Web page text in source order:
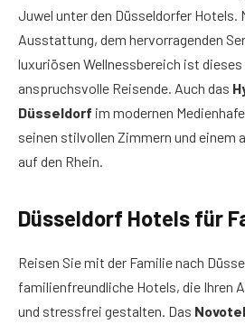
Juwel unter den Düsseldorfer Hotels.
Ausstattung, dem hervorragenden
luxuriösen Wellnessbereich ist
anspruchsvolle Reisende. Auch das
Düsseldorf im modernen
seinen stilvollen Zimmern und einem
auf den Rhein.
Düsseldorf Hotels für
Reisen Sie mit der Familie nach
familienfreundliche Hotels, die Ihren
und stressfrei gestalten. Das